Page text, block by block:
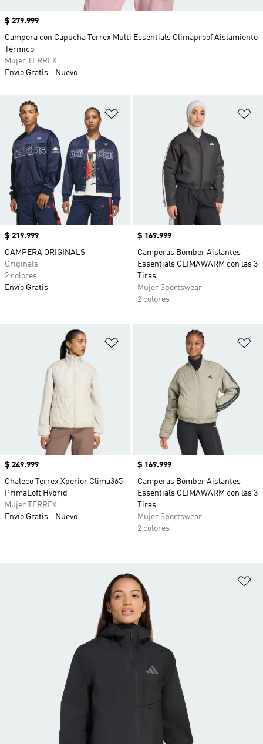
Añadir a la lista de deseos
Precio
$ 219.999
CAMPERA ORIGINALS
Originals
2 colores
Envío Gratis
Precio
$ 169.999
Camperas Bómber Aislantes
Essentials CLIMAWARM con las 3
Tiras
Mujer Sportswear
2 colores
Añadir a la lista de deseos
Precio
$ 249.999
Chaleco Terrex Xperior Clima365
PrimaLoft Hybrid
Mujer TERREX
Envío Gratis
Nuevo
Precio
$ 169.999
Camperas Bómber Aislantes
Essentials CLIMAWARM con las 3
Tiras
Mujer Sportswear
2 colores
Precio
$ 279.999
Campera con Capucha Terrex Multi Essentials Climaproof Aislamiento
Térmico
Mujer TERREX
Envío Gratis
Nuevo